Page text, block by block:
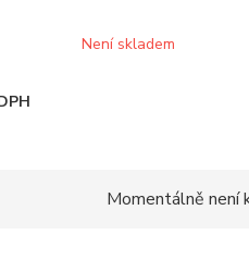
Není skladem
Momentálně není